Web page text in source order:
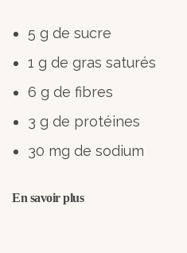
5 g de sucre
1 g de gras saturés
6 g de fibres
3 g de protéines
30 mg de sodium
En savoir plus